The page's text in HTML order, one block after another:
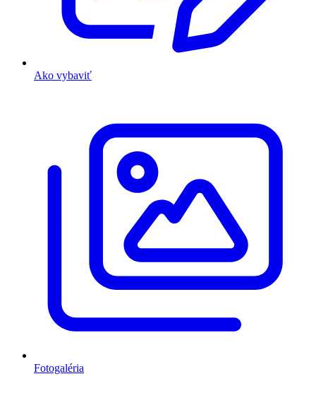
Ako vybaviť
Fotogaléria